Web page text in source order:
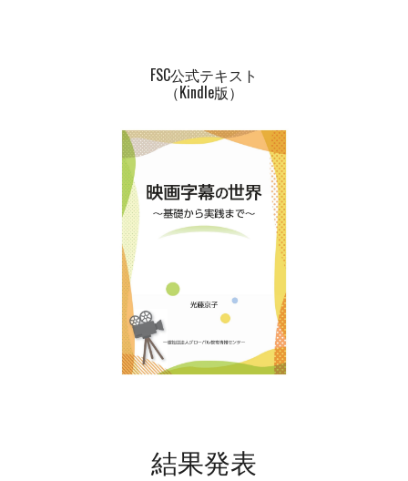
FSC公式テキスト
（Kindle版）
結果発表